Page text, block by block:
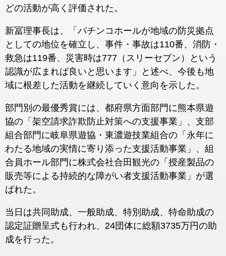
どの活動が高く評価された。
新冨理事長は、「パチンコホールが地域の防災拠点
としての地位を確立し、事件・事故は110番、消防・
救急は119番、災害時は777（スリーセブン）という
認識が広まれば良いと思います」と述べ、今後も地
域に根差した活動を継続していく意向を示した。
部門別の最優秀賞には、都府県方面部門に熊本県遊
協の「架空請求詐欺防止対策への支援事業」、支部
組合部門に岐阜県遊協・東濃遊技業組合の「永年に
わたる地域の実情に寄り添った支援活動事業」、組
合員ホール部門に株式会社合田観光の「授産製品の
販売等による持続的な障がい者支援活動事業」が選
ばれた。
当日は共同助成、一般助成、特別助成、特命助成の
認定証贈呈式も行われ、24団体に総額3735万円の助
成を行った。